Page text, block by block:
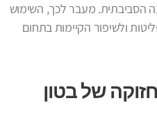
הסביבתית. מעבר לכך, השימוש
ולשיפור הקיימות בתחום
של בטון